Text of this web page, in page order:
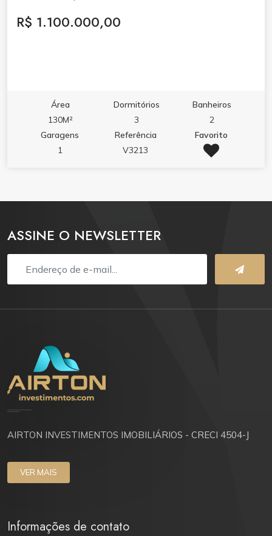
R$ 1.100.000,00
Área
130M²
Dormitórios
3
Banheiros
2
Garagens
1
Referência
V3213
Favorito
ASSINE O NEWSLETTER
AIRTON INVESTIMENTOS IMOBILIÁRIOS - CRECI 4504-J
VER MAIS
Informações de contato